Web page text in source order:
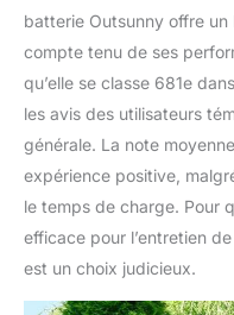
batterie Outsunny offre
compte tenu de ses
qu’elle se classe 681e
les avis des utilisateurs
générale. La note
expérience positive,
le temps de charge. Pour
efficace pour l’entretien
est un choix judicieux.